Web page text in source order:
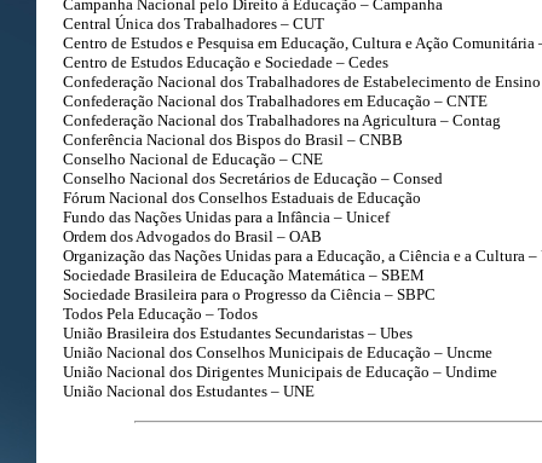
Campanha Nacional pelo Direito à Educação – Campanha
Central Única dos Trabalhadores – CUT
Centro de Estudos e Pesquisa em Educação, Cultura e Ação Comunitária
Centro de Estudos Educação e Sociedade – Cedes
Confederação Nacional dos Trabalhadores de Estabelecimento de
Confederação Nacional dos Trabalhadores em Educação – CNTE
Confederação Nacional dos Trabalhadores na Agricultura – Contag
Conferência Nacional dos Bispos do Brasil – CNBB
Conselho Nacional de Educação – CNE
Conselho Nacional dos Secretários de Educação – Consed
Fórum Nacional dos Conselhos Estaduais de Educação
Fundo das Nações Unidas para a Infância – Unicef
Ordem dos Advogados do Brasil – OAB
Organização das Nações Unidas para a Educação, a Ciência e a Cultura –
Sociedade Brasileira de Educação Matemática – SBEM
Sociedade Brasileira para o Progresso da Ciência – SBPC
Todos Pela Educação – Todos
União Brasileira dos Estudantes Secundaristas – Ubes
União Nacional dos Conselhos Municipais de Educação – Uncme
União Nacional dos Dirigentes Municipais de Educação – Undime
União Nacional dos Estudantes – UNE